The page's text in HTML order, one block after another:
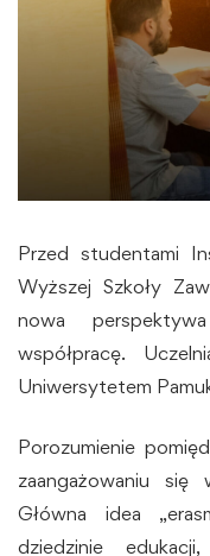
Przed studentami
Wyższej Szkoły
nowa
współpracę.
Uniwersytetem
Porozumienie
zaangażowaniu się
Główna idea
dziedzinie